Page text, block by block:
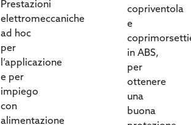
Prestazioni
elettromeccaniche
ad hoc
per
l’applicazione
e per
impiego
con
alimentazione
copriventola
e
in ABS,
per
ottenere
una
buona